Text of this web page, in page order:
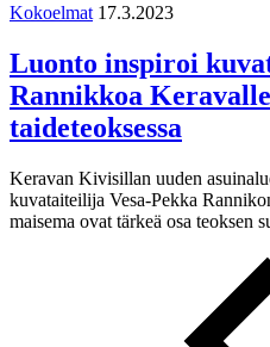
Kokoelmat 17.3.2023
Luonto inspiroi
Rannikkoa
taideteoksessa
Keravan Kivisillan uuden
kuvataiteilija Vesa-Pekka
maisema ovat tärkeä osa teoksen